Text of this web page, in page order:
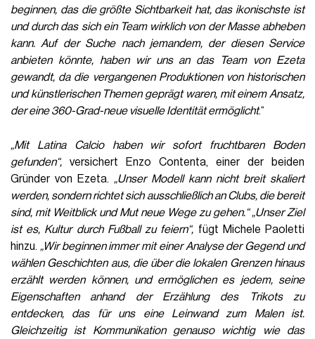
beginnen, das die größte Sichtbarkeit hat, das ikonischste ist
und durch das sich ein Team wirklich von der Masse abheben
kann. Auf der Suche nach jemandem, der diesen Service
anbieten könnte, haben wir uns an das Team von Ezeta
gewandt, da die vergangenen Produktionen von historischen
und künstlerischen Themen geprägt waren, mit einem Ansatz,
der eine 360-Grad-neue visuelle Identität ermöglicht.“
„Mit Latina Calcio haben wir sofort fruchtbaren Boden
gefunden“, versichert Enzo Contenta, einer der beiden
Gründer von Ezeta. „Unser Modell kann nicht breit skaliert
werden, sondern richtet sich ausschließlich an Clubs, die bereit
sind, mit Weitblick und Mut neue Wege zu gehen.“ „Unser Ziel
ist es, Kultur durch Fußball zu feiern“, fügt Michele Paoletti
hinzu. „Wir beginnen immer mit einer Analyse der Gegend und
wählen Geschichten aus, die über die lokalen Grenzen hinaus
erzählt werden können, und ermöglichen es jedem, seine
Eigenschaften anhand der Erzählung des Trikots zu
entdecken, das für uns eine Leinwand zum Malen ist.
Gleichzeitig ist Kommunikation genauso wichtig wie das